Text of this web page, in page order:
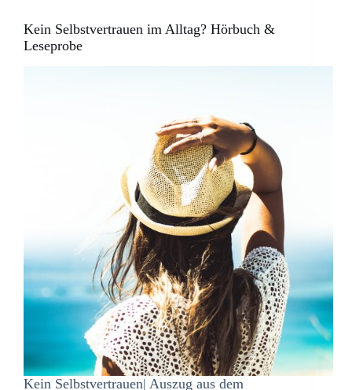
Kein Selbstvertrauen im Alltag? Hörbuch &
Leseprobe
Kein Selbstvertrauen| Auszug aus dem